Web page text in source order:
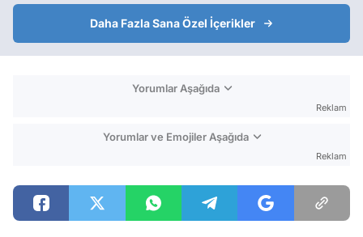
Daha Fazla Sana Özel İçerikler
Yorumlar Aşağıda
Reklam
Yorumlar ve Emojiler Aşağıda
Reklam